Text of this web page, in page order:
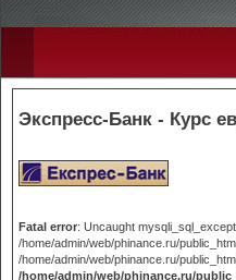
Экспресс-Банк - Курс
Fatal error: Uncaught
/home/admin/web/phinance.ru/
/home/admin/web/phinance.ru/
/home/admin/web/phinance.ru/